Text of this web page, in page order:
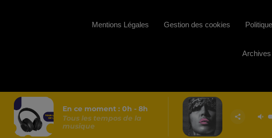
En ce moment : 0h - 8h
Tous les tempos de la
musique
Mentions Légales Gestion des cookies
Archives